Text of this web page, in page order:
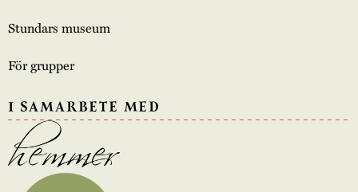
Stundars museum
För grupper
I SAMARBETE MED